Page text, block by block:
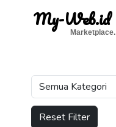
My-Web.id
Marketplace.
Reset Filter